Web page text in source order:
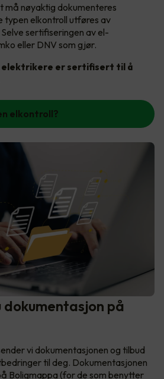
må nøyaktig dokumenteres
typen elkontroll utføres av
Selve sertifiseringen av el-
eller DNV som gjør.
er sertifisert til å
elkontroll?
på
vi dokumentasjonen og tilbud
til deg. Dokumentasjonen
Boligmappa (for de som benytter